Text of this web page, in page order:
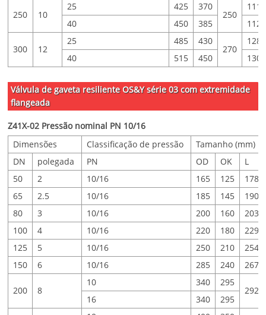
250 10
25 425 370
250
1113
40
450 385
300 12
25 485 430
270
1288
40
515 450 1303
Válvula de gaveta resiliente OS&Y série 03 com extremidade
flangeada
Z41X-02 Pressão nominal PN 10/16
Dimensões
Classificação de pressão
Tamanho (mm)
OD
OK L
DN polegada
PN
50
2 10/16 165 125
178
65
2.5 10/16 185 145
190
80
3 10/16 200 160
203
100
4 10/16 220 180
229
125
5 10/16 250 210
254
150
6 10/16 285 240 267
200 8
10 340 295
292
16 340 295